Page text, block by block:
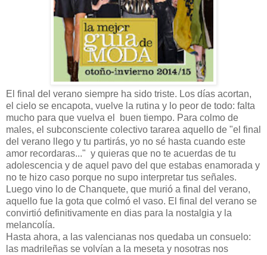
El final del verano siempre ha sido triste. Los días acortan,
el cielo se encapota, vuelve la rutina y lo peor de todo: falta
mucho para que vuelva el buen tiempo. Para colmo de
males, el subconsciente colectivo tararea aquello de "el final
del verano llego y tu partirás, yo no sé hasta cuando este
amor recordaras..." y quieras que no te acuerdas de tu
adolescencia y de aquel pavo del que estabas enamorada y
no te hizo caso porque no supo interpretar tus señales.
Luego vino lo de Chanquete, que murió a final del verano,
aquello fue la gota que colmó el vaso. El final del verano se
convirtió definitivamente en dias para la nostalgia y la
melancolía.
Hasta ahora, a las valencianas nos quedaba un consuelo:
las madrileñas se volvían a la meseta y nosotras nos